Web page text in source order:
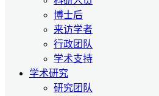
博士后
来访学者
行政团队
学术支持
学术研究
研究团队